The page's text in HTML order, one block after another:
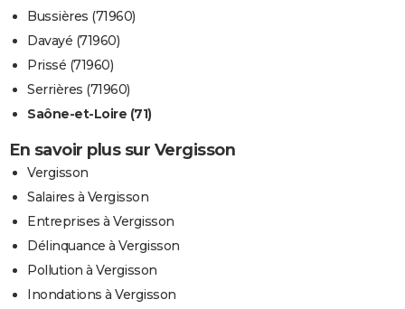
Bussières (71960)
Davayé (71960)
Prissé (71960)
Serrières (71960)
Saône-et-Loire (71)
En savoir plus sur Vergisson
Vergisson
Salaires à Vergisson
Entreprises à Vergisson
Délinquance à Vergisson
Pollution à Vergisson
Inondations à Vergisson